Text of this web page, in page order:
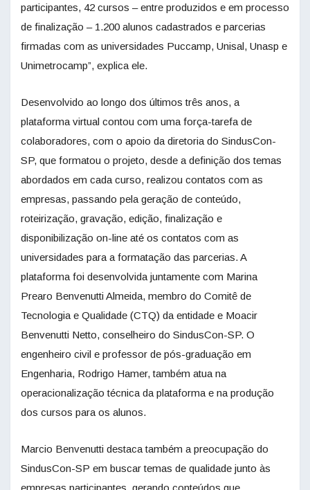
participantes, 42 cursos – entre produzidos e em processo
de finalização – 1.200 alunos cadastrados e parcerias
firmadas com as universidades Puccamp, Unisal, Unasp e
Unimetrocamp”, explica ele.
Desenvolvido ao longo dos últimos três anos, a
plataforma virtual contou com uma força-tarefa de
colaboradores, com o apoio da diretoria do SindusCon-
SP, que formatou o projeto, desde a definição dos temas
abordados em cada curso, realizou contatos com as
empresas, passando pela geração de conteúdo,
roteirização, gravação, edição, finalização e
disponibilização on-line até os contatos com as
universidades para a formatação das parcerias. A
plataforma foi desenvolvida juntamente com Marina
Prearo Benvenutti Almeida, membro do Comitê de
Tecnologia e Qualidade (CTQ) da entidade e Moacir
Benvenutti Netto, conselheiro do SindusCon-SP. O
engenheiro civil e professor de pós-graduação em
Engenharia, Rodrigo Hamer, também atua na
operacionalização técnica da plataforma e na produção
dos cursos para os alunos.
Marcio Benvenutti destaca também a preocupação do
SindusCon-SP em buscar temas de qualidade junto às
empresas participantes, gerando conteúdos que